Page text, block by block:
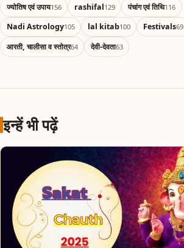
ज्योतिष एवं उपाय156 rashifal129 पंचांग एवं तिथि116
Nadi Astrology105 lal kitab100 Festivals69
आरती, चालीसा व स्तोत्र64 देवी-देवता63
इन्हें भी पढ़ें